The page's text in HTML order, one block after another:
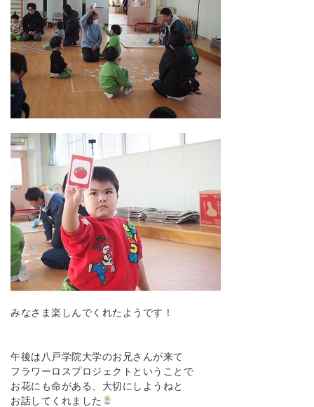
みなさま楽しんでくれたようです！
午後は八戸学院大学のお兄さんが来て
フラワーロスプロジェクトということで
お花にも命がある、大切にしようねと
お話してくれました